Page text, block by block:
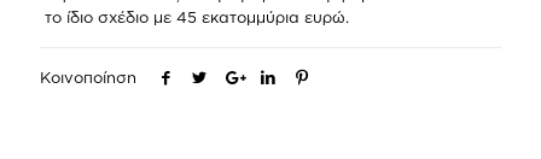
το ίδιο σχέδιο με 45 εκατομμύρια ευρώ.
Κοινοποίηση